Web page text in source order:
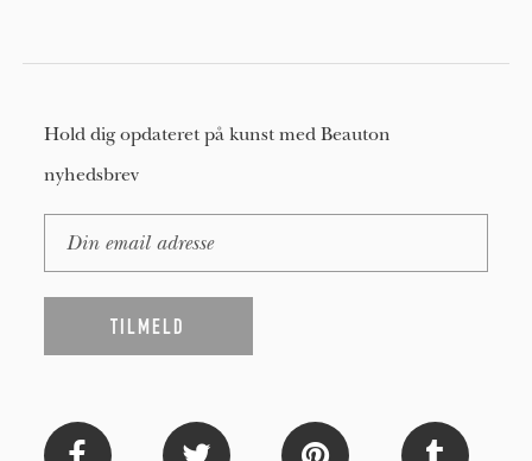
Hold dig opdateret på kunst med Beauton
nyhedsbrev